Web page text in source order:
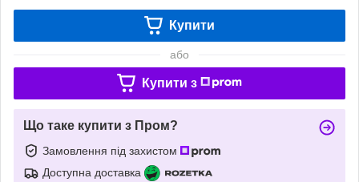
Купити
або
Купити з
Що таке купити з Пром?
Замовлення під захистом
Доступна доставка